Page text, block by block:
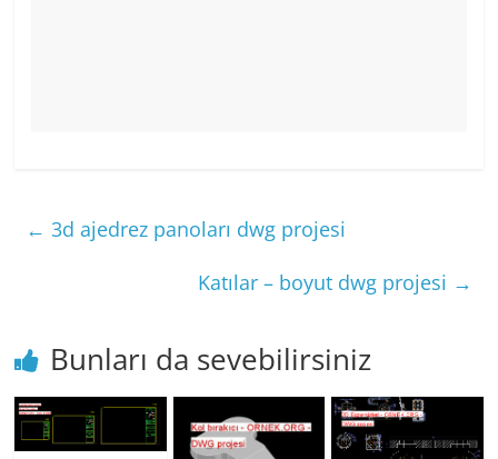
← 3d ajedrez panoları dwg projesi
Katılar – boyut dwg projesi →
Bunları da sevebilirsiniz